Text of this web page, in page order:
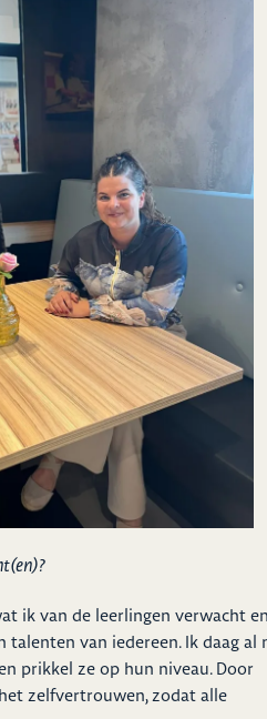
ik van de leerlingen verwacht
talenten van iedereen. Ik daag al
prikkel ze op hun niveau. Door
zelfvertrouwen, zodat alle